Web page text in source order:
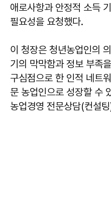
애로사항과 안정적 소득
필요성을 요청했다.
이 청장은 청년농업인의
기의 막막함과 정보 부족
구심점으로 한 인적 네트
문 농업인으로 성장할 수
농업경영 전문상담(컨설